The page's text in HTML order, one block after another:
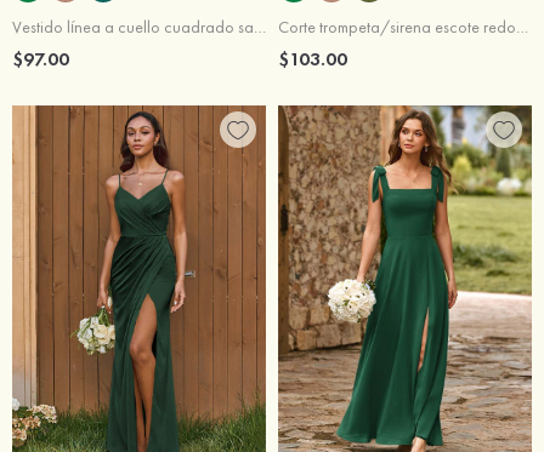
Vestido línea a cuello cuadrado satén elástico hasta el suelo vestido de dama de honor
$97.00
Corte trompeta/sirena escote redondo crepé elástico hasta el suelo vestido de dama de honor
$103.00